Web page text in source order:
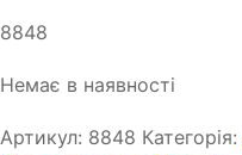
8848
Немає в наявності
Артикул: 8848 Категорія: